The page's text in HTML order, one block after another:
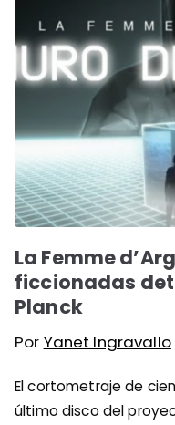
La Femme
ficcionadas
Planck
Por Yanet Ingravallo
El cortometraje de
último disco del